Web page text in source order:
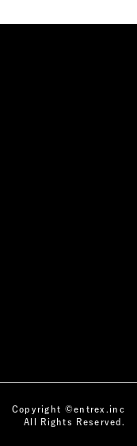
Copyright ©entrex.inc
All Rights Reserved.